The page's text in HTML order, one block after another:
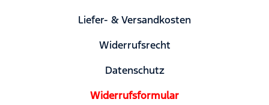
Liefer- & Versandkosten
Widerrufsrecht
Datenschutz
Widerrufsformular